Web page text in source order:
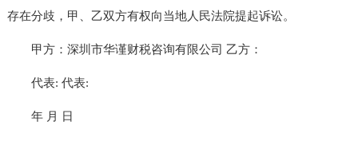
存在分歧，甲、乙双方有权向当地人民法院提起诉讼。
甲方：深圳市华谨财税咨询有限公司 乙方：
代表: 代表:
年 月 日